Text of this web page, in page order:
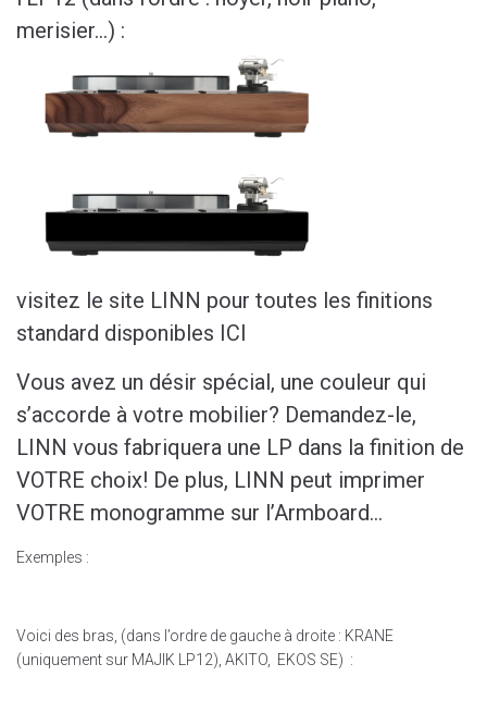
merisier…) :
visitez le site LINN pour toutes les finitions
standard disponibles ICI
Vous avez un désir spécial, une couleur qui
s’accorde à votre mobilier? Demandez-le,
LINN vous fabriquera une LP dans la finition de
VOTRE choix! De plus, LINN peut imprimer
VOTRE monogramme sur l’Armboard…
Exemples :
Voici des bras, (dans l’ordre de gauche à droite : KRANE
(uniquement sur MAJIK LP12), AKITO, EKOS SE) :